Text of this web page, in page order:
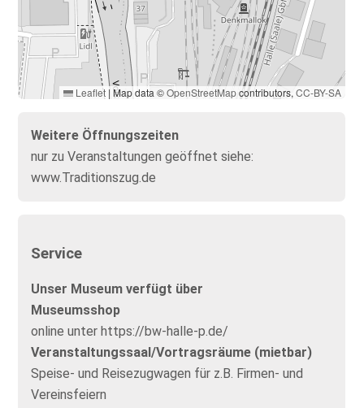
Leaflet | Map data ©OpenStreetMapcontributors,CC-BY-SA
Weitere Öffnungszeiten
nur zu Veranstaltungen geöffnet siehe:
www.Traditionszug.de
Service
Unser Museum verfügt über
Museumsshop
online unter https://bw-halle-p.de/
Veranstaltungssaal/Vortragsräume (mietbar)
Speise- und Reisezugwagen für z.B. Firmen- und
Vereinsfeiern